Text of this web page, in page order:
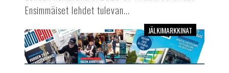
Ensimmäiset lehdet tulevan...
Suomen
Autolehden
vuoden
JÄLKIMARKKINAT